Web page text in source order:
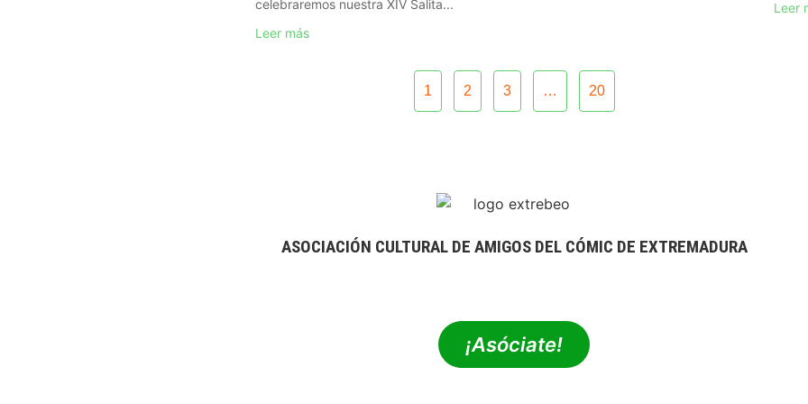
celebraremos nuestra XIV Salita...
Leer más
Leer
1 2 3 … 20
ASOCIACIÓN CULTURAL DE AMIGOS DEL CÓMIC DE EXTREMADURA
¡Asóciate!